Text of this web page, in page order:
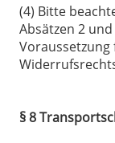
(4) Bitte
Absätzen 2
§ 8